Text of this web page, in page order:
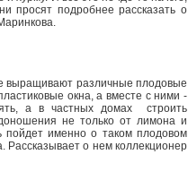
просят подробнее рассказать о
выращивают различные плодовые
окна, а вместе с ними
а в частных домах ­ строить
не только от лимона и
пойдет именно о таком плодовом
Рассказывает о нем коллекционер